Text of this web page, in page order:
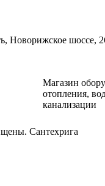
Новорижское шоссе,
Магазин
отопления,
канализации
Сантехрига